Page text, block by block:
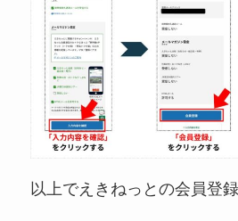
以上でえきねっとの会員登